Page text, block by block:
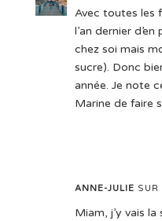
Avec toutes les
l’an dernier
chez soi mais
sucre). Donc
année. Je note
Marine de faire
ANNE-JULIE
Miam, j’y vais